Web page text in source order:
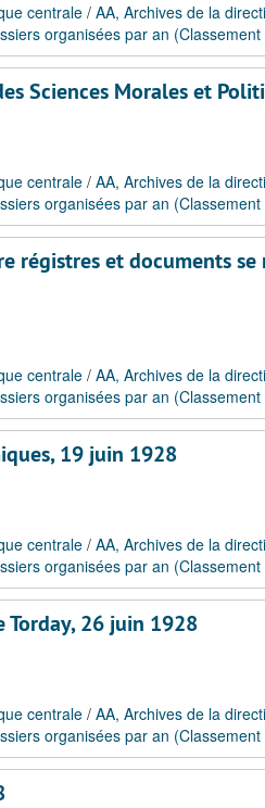
centrale / AA, Archives de la
organisées par an (Classement
Sciences Morales et
centrale / AA, Archives de la
organisées par an (Classement
régistres et documents
centrale / AA, Archives de la
organisées par an (Classement
19 juin 1928
centrale / AA, Archives de la
organisées par an (Classement
Torday, 26 juin 1928
centrale / AA, Archives de la
organisées par an (Classement